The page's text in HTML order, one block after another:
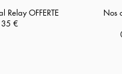
Relay OFFERTE
€
Nos